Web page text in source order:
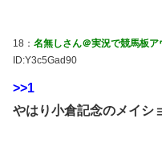
18： 名無しさん＠実況で競馬板ア
ID:Y3c5Gad90
>>1
やはり小倉記念のメイシ